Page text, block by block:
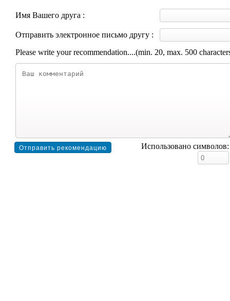
Имя Вашего друга :
Отправить электронное письмо другу :
Please write your recommendation....(min. 20, max. 500
Использовано символов: